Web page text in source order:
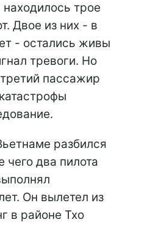
трое
Двое из них - в
- остались живы
тревоги. Но
пассажир
разбился
чего два пилота
Он вылетел из
в районе Тхо